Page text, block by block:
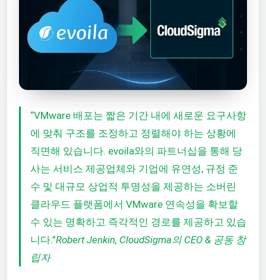
“VMware 배포는 짧은 기간 내에 새로운 요구사항
에 맞춰 구조를 조정하고 정렬해야 하는 상황에
직면해 있습니다. evoila와의 파트너십을 통해 당
사는 서비스 제공업체와 기업에 유연성, 규정 준
수 및 대규모 상업적 투명성을 제공하는 소버린
클라우드 플랫폼에서 VMware 연속성을 확보할
수 있는 명확하고 즉각적인 경로를 제공하고 있습
니다.”Robert Jenkin, CloudSigma의 CEO & 공동 창
립자